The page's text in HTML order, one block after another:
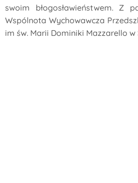
swoim błogosławieństwem. Z
Wspólnota Wychowawcza
im św. Marii Dominiki Mazzarello